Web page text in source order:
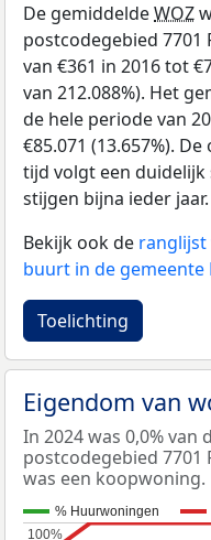
De gemiddeldeWOZ
postcodegebied 7701
van €361 in 2016 tot
van 212.088%). Het
de hele periode van
€85.071 (13.657%).
tijd volgt een
stijgen bijna ieder jaar.
Bekijk ook de ranglijst
buurt in de gemeente
Toelichting
Eigendom van
In 2024 was 0,0%
postcodegebied 7701
was een koopwoning.
% Huurwoningen
100%
100%